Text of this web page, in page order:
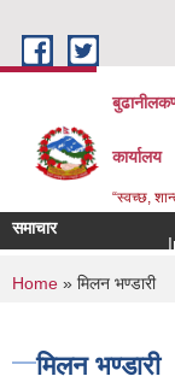
कार्यालय
“स्वच्छ,
समाचार
You are
Home » मिलन भण्डारी
मिलन भण्डारी